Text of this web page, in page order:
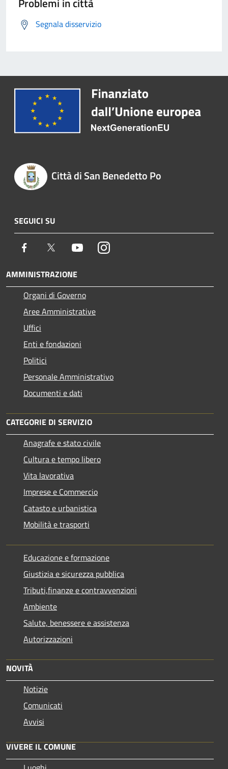
Segnala disservizio
Città di San Benedetto Po
SEGUICI SU
Facebook Twitter YoutubeInstagram
AMMINISTRAZIONE
Organi di Governo
Aree Amministrative
Uffici
Enti e fondazioni
Politici
Personale Amministrativo
Documenti e dati
CATEGORIE DI SERVIZIO
Anagrafe e stato civile
Cultura e tempo libero
Vita lavorativa
Imprese e Commercio
Catasto e urbanistica
Mobilità e trasporti
Educazione e formazione
Giustizia e sicurezza pubblica
Tributi,finanze e contravvenzioni
Ambiente
Salute, benessere e assistenza
Autorizzazioni
NOVITÀ
Notizie
Comunicati
Avvisi
VIVERE IL COMUNE